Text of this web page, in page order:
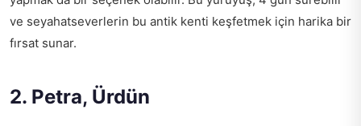
ve seyahatseverlerin bu antik kenti keşfetmek için harika bir
fırsat sunar.
2. Petra, Ürdün